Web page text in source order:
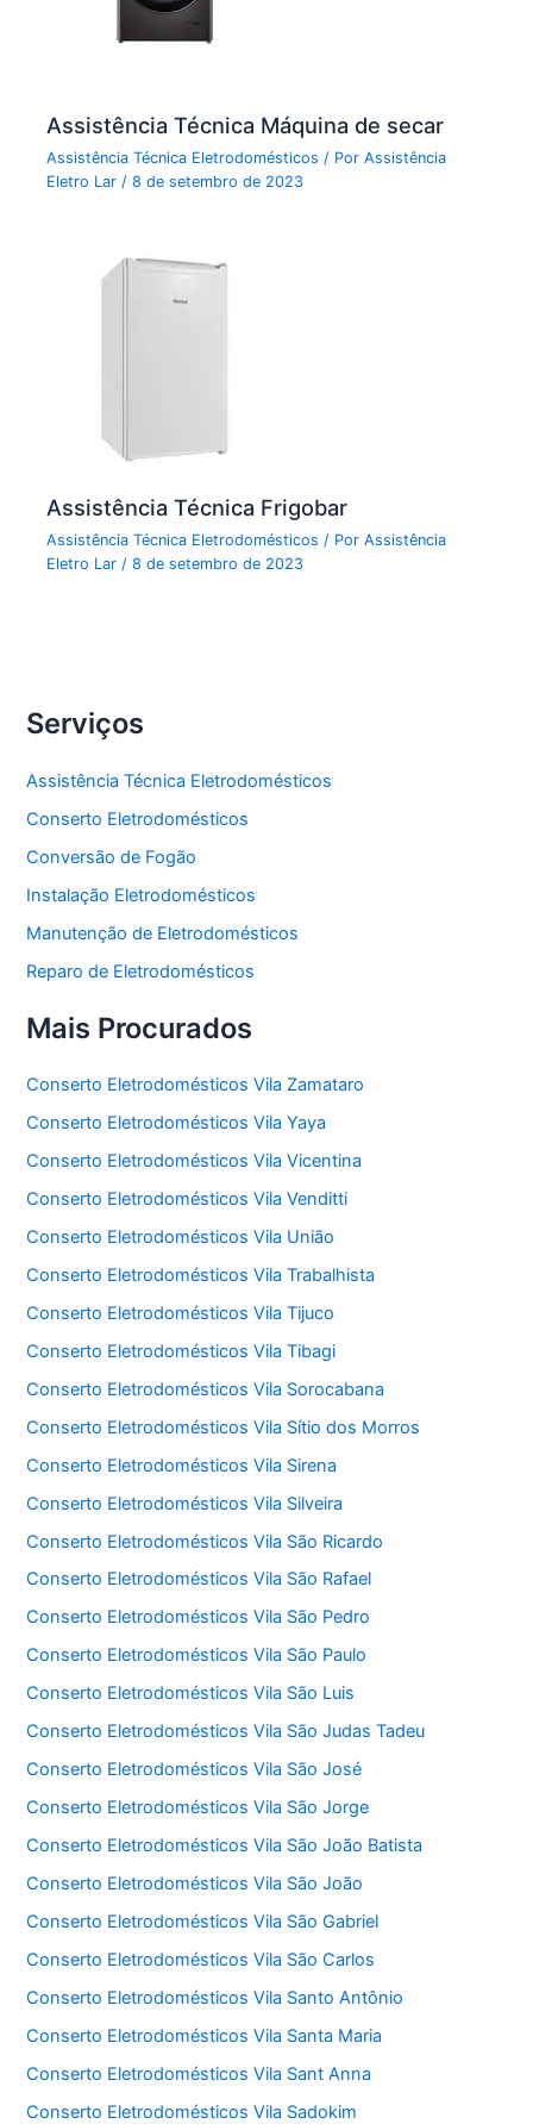
Assistência Técnica Máquina de secar
Assistência Técnica Eletrodomésticos / PorAssistência
Eletro Lar /8 de setembro de 2023
Assistência Técnica Frigobar
Assistência Técnica Eletrodomésticos / PorAssistência
Eletro Lar /8 de setembro de 2023
Serviços
Assistência Técnica Eletrodomésticos
Conserto Eletrodomésticos
Conversão de Fogão
Instalação Eletrodomésticos
Manutenção de Eletrodomésticos
Reparo de Eletrodomésticos
Mais Procurados
Conserto Eletrodomésticos Vila Zamataro
Conserto Eletrodomésticos Vila Yaya
Conserto Eletrodomésticos Vila Vicentina
Conserto Eletrodomésticos Vila Venditti
Conserto Eletrodomésticos Vila União
Conserto Eletrodomésticos Vila Trabalhista
Conserto Eletrodomésticos Vila Tijuco
Conserto Eletrodomésticos Vila Tibagi
Conserto Eletrodomésticos Vila Sorocabana
Conserto Eletrodomésticos Vila Sítio dos Morros
Conserto Eletrodomésticos Vila Sirena
Conserto Eletrodomésticos Vila Silveira
Conserto Eletrodomésticos Vila São Ricardo
Conserto Eletrodomésticos Vila São Rafael
Conserto Eletrodomésticos Vila São Pedro
Conserto Eletrodomésticos Vila São Paulo
Conserto Eletrodomésticos Vila São Luis
Conserto Eletrodomésticos Vila São Judas Tadeu
Conserto Eletrodomésticos Vila São José
Conserto Eletrodomésticos Vila São Jorge
Conserto Eletrodomésticos Vila São João Batista
Conserto Eletrodomésticos Vila São João
Conserto Eletrodomésticos Vila São Gabriel
Conserto Eletrodomésticos Vila São Carlos
Conserto Eletrodomésticos Vila Santo Antônio
Conserto Eletrodomésticos Vila Santa Maria
Conserto Eletrodomésticos Vila Sant Anna
Conserto Eletrodomésticos Vila Sadokim